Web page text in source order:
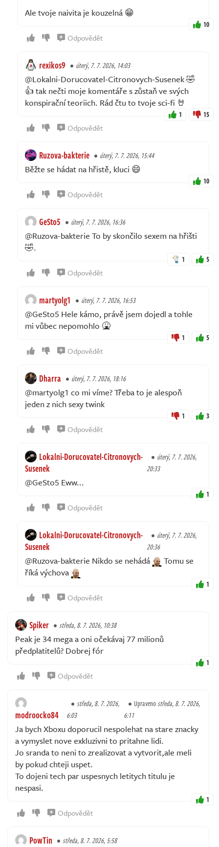
Ale tvoje naivita je kouzelná 😁
10
Odpovědět
rexikos9 úterý, 7. 7. 2026, 14:03
@Lokalni-Dorucovatel-Citronovych-Susenek 🤣
👍 tak nečti moje komentáře s zůstaň ve svých
konspirační teoriich. Rád čtu to tvoje sci-fi 🤘
1 15
Odpovědět
Ruzova-bakterie úterý, 7. 7. 2026, 15:44
Běžte se hádat na hřistě, kluci 😄
10
Odpovědět
GeSto5 úterý, 7. 7. 2026, 16:36
@Ruzova-bakterie To by skončilo sexem na hřišti
🤣.
1 5
Odpovědět
martyolg1 úterý, 7. 7. 2026, 16:53
@GeSto5 Hele kámo, právě jsem dojedl a tohle
mi vůbec nepomohlo 🤮
1 5
Odpovědět
Dharra úterý, 7. 7. 2026, 18:16
@martyolg1 co mi víme? Třeba to je alespoň
jeden z nich sexy twink
1 3
Odpovědět
Lokalni-Dorucovatel-Citronovych-
Susenek
úterý, 7. 7. 2026,
20:33
@GeSto5 Eww...
1
Odpovědět
Lokalni-Dorucovatel-Citronovych-
Susenek
úterý, 7. 7. 2026,
20:36
@Ruzova-bakterie Nikdo se nehádá
Tomu se
říká výchova
1
Odpovědět
Spiker středa, 8. 7. 2026, 10:38
Peak je 34 mega a oni očekávaj 77 milionů
předplatitelů? Dobrej fór
1
Odpovědět
modroocko84
středa, 8. 7. 2026,
6:03
Upravenostředa, 8. 7. 2026,
6:11
Ja bych Xboxu doporucil nespolehat na stare znacky
a vymyslet nove exkluzivni to pritahne lidi.
Jo sranda to neni to zrealizovat a vytvorit,ale meli
by pokud chteji uspet.
To dojeni tech par uspesnych letitych titulu je
nespasi.
1
Odpovědět
PowTin středa, 8. 7. 2026, 5:58